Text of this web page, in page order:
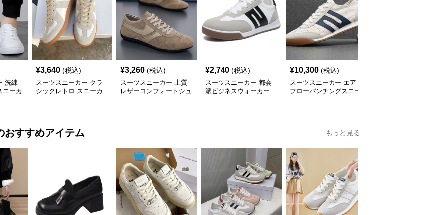
洗練
ニーカ
¥3,640 (税込)
スーツスニーカー クラ
シックレトロ スニーカ
¥3,260 (税込)
スーツスニーカー 上質
レザーコンフォートシュ
¥2,740 (税込)
スーツスニーカー 都会
派ビジネスウォーカー
¥10,300 (税込)
スーツスニーカー エア
フローパンチングスニー
おすすめアイテム もっと見る